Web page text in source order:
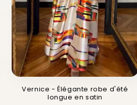
Vernice - Élégante robe d'été
longue en satin